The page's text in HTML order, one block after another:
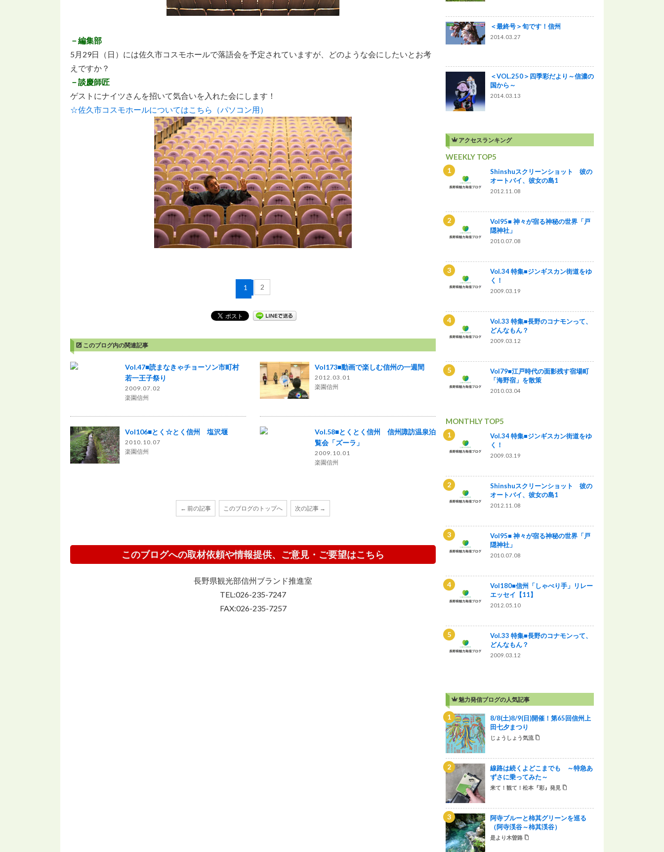
－編集部
5月29日（日）には佐久市コスモホールで落語会を予定されていますが、どのような会にしたいとお考
えですか？
－談慶師匠
ゲストにナイツさんを招いて気合いを入れた会にします！
☆佐久市コスモホールについてはこちら（パソコン用）
1 2
このブログ内の関連記事
Vol.47■読まなきゃチョーソン市町村
若一王子祭り
2009.07.02
楽園信州
Vol173■動画で楽しむ信州の一週間
2012.03.01
楽園信州
Vol106■とく☆とく信州 塩沢堰
2010.10.07
楽園信州
Vol.58■とくとく信州 信州諏訪温泉泊
覧会「ズーラ」
2009.10.01
楽園信州
← 前の記事 このブログのトップへ 次の記事 →
このブログへの取材依頼や情報提供、ご意見・ご要望はこちら
長野県観光部信州ブランド推進室
TEL:026-235-7247
FAX:026-235-7257
＜最終号＞旬です！信州
2014.03.27
＜VOL.250＞四季彩だより～信濃の
国から～
2014.03.13
アクセスランキング
WEEKLY TOP5
Shinshuスクリーンショット 彼の
オートバイ、彼女の島1
2012.11.08
Vol95■ 神々が宿る神秘の世界「戸
隠神社」
2010.07.08
Vol.34 特集■ジンギスカン街道をゆ
く！
2009.03.19
Vol.33 特集■長野のコナモンって、
どんなもん？
2009.03.12
Vol79■江戸時代の面影残す宿場町
「海野宿」を散策
2010.03.04
MONTHLY TOP5
Vol.34 特集■ジンギスカン街道をゆ
く！
2009.03.19
Shinshuスクリーンショット 彼の
オートバイ、彼女の島1
2012.11.08
Vol95■ 神々が宿る神秘の世界「戸
隠神社」
2010.07.08
Vol180■信州「しゃべり手」リレー
エッセイ【11】
2012.05.10
Vol.33 特集■長野のコナモンって、
どんなもん？
2009.03.12
魅力発信ブログの人気記事
8/8(土)8/9(日)開催！第65回信州上
田七夕まつり
じょうしょう気流
線路は続くよどこまでも ～特急あ
ずさに乗ってみた～
来て！観て！松本『彩』発見
阿寺ブルーと柿其グリーンを巡る
（阿寺渓谷～柿其渓谷）
是より木曽路